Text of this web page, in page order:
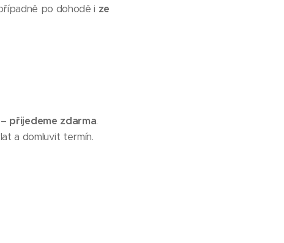
po dohodě i ze
přijedeme zdarma.
a domluvit termín.